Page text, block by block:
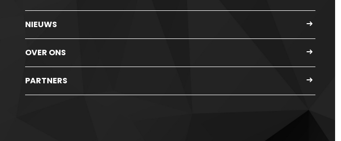
NIEUWS
OVER ONS
PARTNERS